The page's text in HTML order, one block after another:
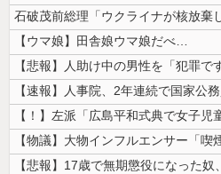
【ウマ娘】田舎娘ウマ娘だべ…